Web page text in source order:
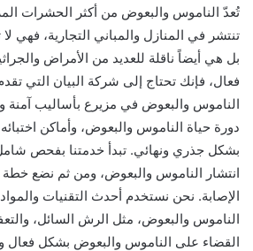
تُعدّ الناموس والبعوض من أكثر الحشرات
تنتشر في المنازل والمباني التجارية، فهي
بل هي أيضاً ناقلة للعديد من الأمراض
فعال، فإنك تحتاج إلى شركة البيان التي
الناموس والبعوض في مزيرع بأساليب آمنة
دورة حياة الناموس والبعوض، وأماكن
بشكل جذري ونهائي. تبدأ خدمتنا بفحص
انتشار الناموس والبعوض، ومن ثم نضع
الإصابة. نحن نستخدم أحدث التقنيات
الناموس والبعوض، مثل الرش السائل،
القضاء على الناموس والبعوض بشكل فعال